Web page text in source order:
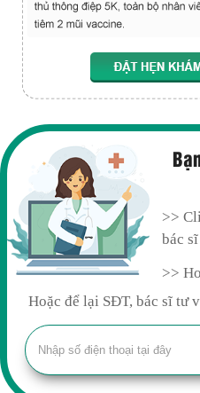
>>
bác
>>
Hoặc để lại SĐT, bác sĩ tư